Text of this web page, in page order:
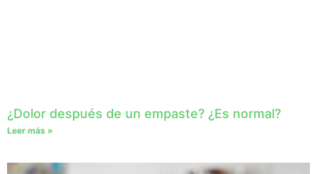
¿Dolor después de un empaste? ¿Es normal?
Leer más »